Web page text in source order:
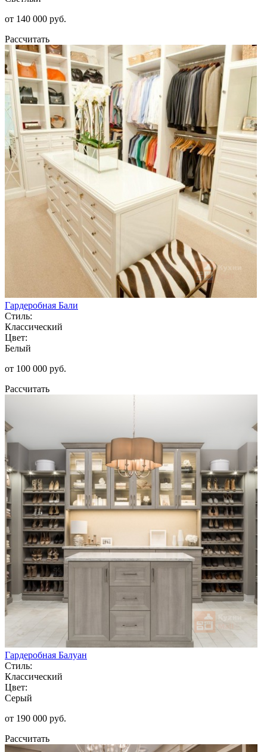
от 140 000 руб.
Рассчитать
Гардеробная Бали
Стиль:
Классический
Цвет:
Белый
от 100 000 руб.
Рассчитать
Гардеробная Балуан
Стиль:
Классический
Цвет:
Серый
от 190 000 руб.
Рассчитать